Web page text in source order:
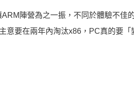
陣營為之一振，不同於體驗不佳
意要在兩年內淘汰x86，PC真的要「